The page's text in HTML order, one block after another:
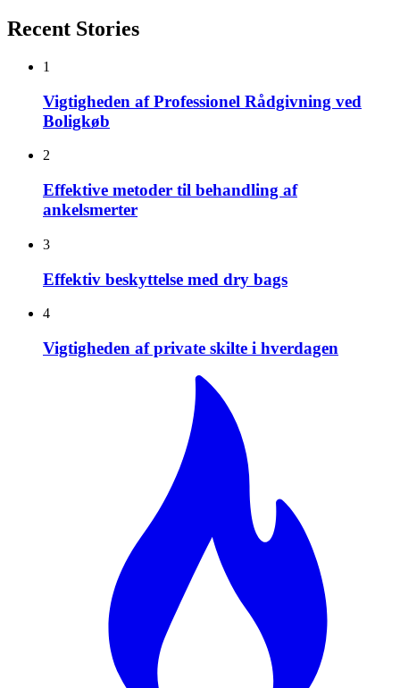
Recent Stories
1
Vigtigheden af Professionel Rådgivning ved
Boligkøb
2
Effektive metoder til behandling af
ankelsmerter
3
Effektiv beskyttelse med dry bags
4
Vigtigheden af private skilte i hverdagen